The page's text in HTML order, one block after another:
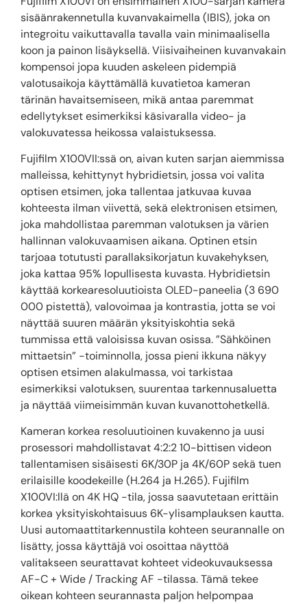
sisäänrakennetulla kuvanvakaimella (IBIS), joka on
integroitu vaikuttavalla tavalla vain minimaalisella
koon ja painon lisäyksellä. Viisivaiheinen kuvanvakain
kompensoi jopa kuuden askeleen pidempiä
valotusaikoja käyttämällä kuvatietoa kameran
tärinän havaitsemiseen, mikä antaa paremmat
edellytykset esimerkiksi käsivaralla video- ja
valokuvatessa heikossa valaistuksessa.
Fujifilm X100VII:ssä on, aivan kuten sarjan aiemmissa
malleissa, kehittynyt hybridietsin, jossa voi valita
optisen etsimen, joka tallentaa jatkuvaa kuvaa
kohteesta ilman viivettä, sekä elektronisen etsimen,
joka mahdollistaa paremman valotuksen ja värien
hallinnan valokuvaamisen aikana. Optinen etsin
tarjoaa totutusti parallaksikorjatun kuvakehyksen,
joka kattaa 95% lopullisesta kuvasta. Hybridietsin
käyttää korkearesoluutioista OLED-paneelia (3 690
000 pistettä), valovoimaa ja kontrastia, jotta se voi
näyttää suuren määrän yksityiskohtia sekä
tummissa että valoisissa kuvan osissa. ”Sähköinen
mittaetsin” -toiminnolla, jossa pieni ikkuna näkyy
optisen etsimen alakulmassa, voi tarkistaa
esimerkiksi valotuksen, suurentaa tarkennusaluetta
ja näyttää viimeisimmän kuvan kuvanottohetkellä.
Kameran korkea resoluutioinen kuvakenno ja uusi
prosessori mahdollistavat 4:2:2 10-bittisen videon
tallentamisen sisäisesti 6K/30P ja 4K/60P sekä tuen
erilaisille koodekeille (H.264 ja H.265). Fujifilm
X100VI:llä on 4K HQ -tila, jossa saavutetaan erittäin
korkea yksityiskohtaisuus 6K-ylisamplauksen kautta.
Uusi automaattitarkennustila kohteen seurannalle on
lisätty, jossa käyttäjä voi osoittaa näyttöä
valitakseen seurattavat kohteet videokuvauksessa
AF-C + Wide / Tracking AF -tilassa. Tämä tekee
oikean kohteen seurannasta paljon helpompaa